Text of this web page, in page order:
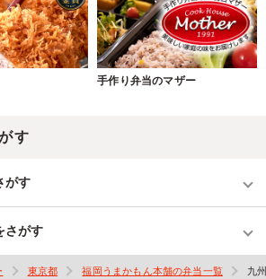
手作り弁当のマザー
す
がす
さがす
東京都 福岡うまかもん本舗の弁当一覧 九